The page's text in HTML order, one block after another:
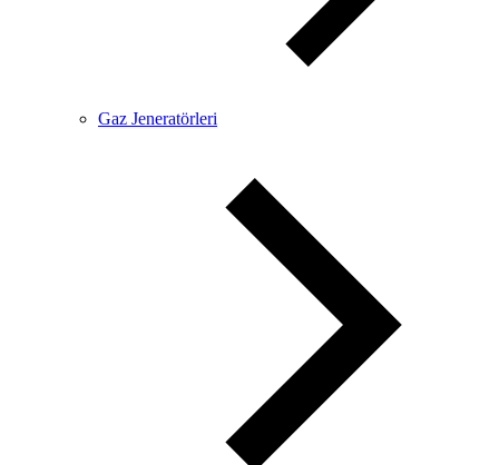
Gaz Jeneratörleri